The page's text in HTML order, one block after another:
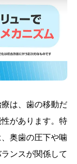
は、歯の移動だ
があります。特
奥歯の圧下や噛
ンスが関係して